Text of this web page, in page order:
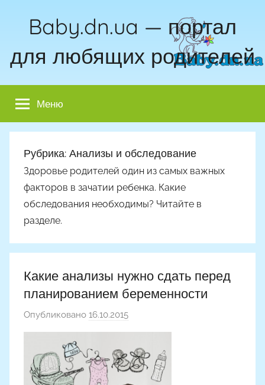
Baby.dn.ua — портал
для любящих родителей
Меню
Рубрика: Анализы и обследование
Здоровье родителей один из самых важных
факторов в зачатии ребенка. Какие
обследования необходимы? Читайте в
разделе.
Какие анализы нужно сдать перед
планированием беременности
Опубликовано 16.10.2015
в
о
р